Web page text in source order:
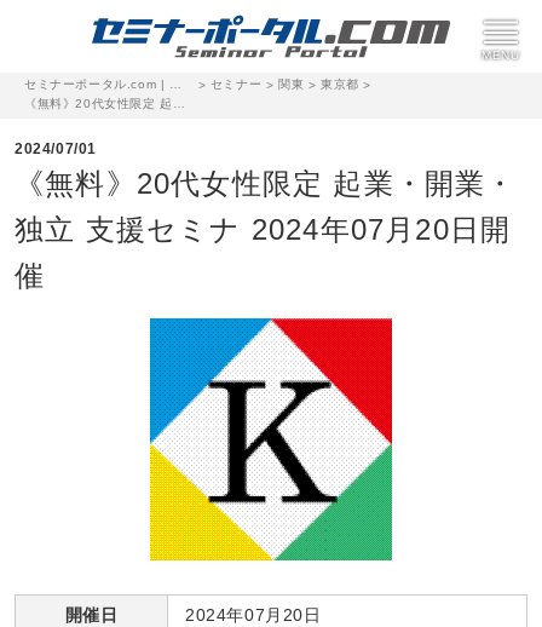
> セミナー > 関東 >東京都 >
2024/07/01
《無料》20代女性限定 起業・開業・
独立 支援セミナ 2024年07月20日開
催
開催日 2024年07月20日